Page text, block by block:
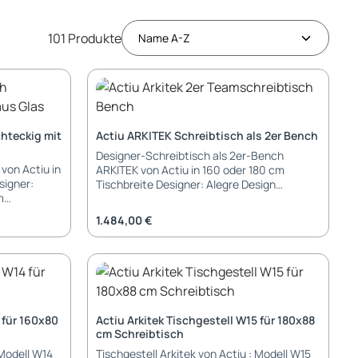
101 Produkte
mit
Actiu in
10 mm
2
Pad
Actiu ARKITEK Schreibtisch als 2er Bench
Designer-Schreibtisch als 2er-Bench
ARKITEK von Actiu in 160 oder 180 cm
Tischbreite Designer: Alegre Design
gibt es passende Anbau-Schreibtische
Tischplatte: Tischplatte zweiteilig je 160 /
180 x 80 cm Melamin: 19 mm mit 2 mm ABS-
Kante Compact Laminat: 13 mm in weiss
oder ahorn - sehr robust und kratzfest
(gegen Aufpreis) Gestell Aluminium
Traversengestell in pulverbeschichtet,
poliert oder verchromt 2 Stellbeine-Paare =
4 Tischbeine Füße: Gleiter verchromt mit
Anti-Rutsch-Pad Elektrifizierung:
Regulärer Preis:
1.484,00 €
160x80
W14
Actiu Arkitek Tischgestell W15 für 180x88
cm Schreibtisch
Tischgestell Arkitek von Actiu : Modell W15